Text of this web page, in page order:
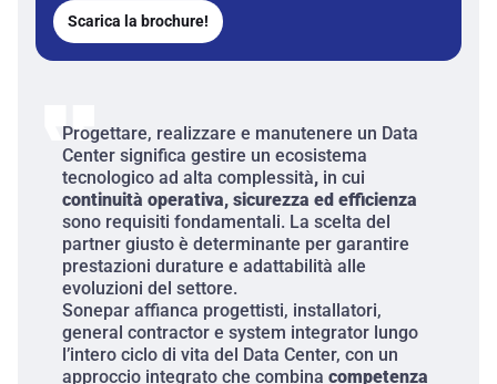
Scarica la brochure!
Progettare, realizzare e manutenere un Data
Center significa gestire un ecosistema
tecnologico ad alta complessità, in cui
continuità operativa, sicurezza ed efficienza
sono requisiti fondamentali. La scelta del
partner giusto è determinante per garantire
prestazioni durature e adattabilità alle
evoluzioni del settore.
Sonepar affianca progettisti, installatori,
general contractor e system integrator lungo
l’intero ciclo di vita del Data Center, con un
approccio integrato che combina competenza